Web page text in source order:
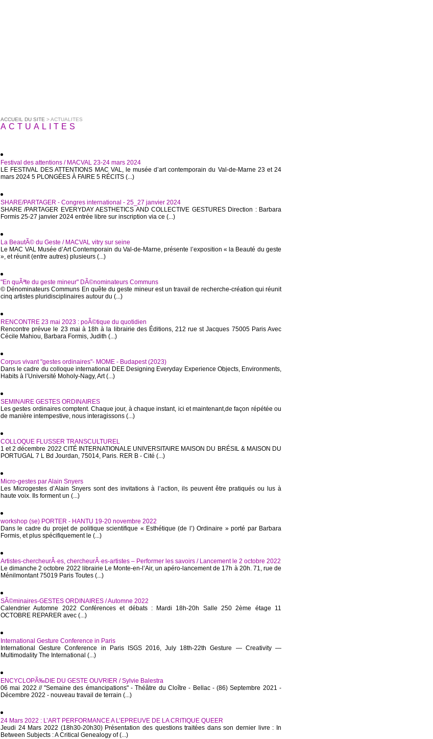
ACCUEIL DU SITE > ACTUALITES
ACTUALITES
Festival des attentions / MACVAL 23-24 mars 2024
LE FESTIVAL DES ATTENTIONS MAC VAL, le musée d’art contemporain du Val-de-Marne 23 et 24
mars 2024 5 PLONGÉES À FAIRE 5 RÉCITS (...)
SHARE/PARTAGER - Congres international - 25_27 janvier 2024
SHARE /PARTAGER EVERYDAY AESTHETICS AND COLLECTIVE GESTURES Direction : Barbara
Formis 25-27 janvier 2024 entrée libre sur inscription via ce (...)
La BeautÃ© du Geste / MACVAL vitry sur seine
Le MAC VAL Musée d’Art Contemporain du Val-de-Marne, présente l’exposition « la Beauté du geste
», et réunit (entre autres) plusieurs (...)
"En quÃªte du geste mineur" DÃ©nominateurs Communs
© Dénominateurs Communs En quête du geste mineur est un travail de recherche-création qui réunit
cinq artistes pluridisciplinaires autour du (...)
RENCONTRE 23 mai 2023 : poÃ©tique du quotidien
Rencontre prévue le 23 mai à 18h à la librairie des Éditions, 212 rue st Jacques 75005 Paris Avec
Cécile Mahiou, Barbara Formis, Judith (...)
Corpus vivant "gestes ordinaires"- MOME - Budapest (2023)
Dans le cadre du colloque international DEE Designing Everyday Experience Objects, Environments,
Habits à l’Université Moholy-Nagy, Art (...)
SEMINAIRE GESTES ORDINAIRES
Les gestes ordinaires comptent. Chaque jour, à chaque instant, ici et maintenant,de façon répétée ou
de manière intempestive, nous interagissons (...)
COLLOQUE FLUSSER TRANSCULTUREL
1 et 2 décembre 2022 CITÉ INTERNATIONALE UNIVERSITAIRE MAISON DU BRÉSIL & MAISON DU
PORTUGAL 7 L Bd Jourdan, 75014, Paris. RER B - Cité (...)
Micro-gestes par Alain Snyers
Les Microgestes d’Alain Snyers sont des invitations à l’action, ils peuvent être pratiqués ou lus à
haute voix. Ils forment un (...)
workshop (se) PORTER - HANTU 19-20 novembre 2022
Dans le cadre du projet de politique scientifique « Esthétique (de l’) Ordinaire » porté par Barbara
Formis, et plus spécifiquement le (...)
Artistes-chercheurÂ·es, chercheurÂ·es-artistes – Performer les savoirs / Lancement le 2 octobre 2022
Le dimanche 2 octobre 2022 librairie Le Monte-en-l’Air, un apéro-lancement de 17h à 20h. 71, rue de
Ménilmontant 75019 Paris Toutes (...)
SÃ©minaires-GESTES ORDINAIRES / Automne 2022
Calendrier Automne 2022 Conférences et débats : Mardi 18h-20h Salle 250 2ème étage 11
OCTOBRE REPARER avec (...)
International Gesture Conference in Paris
International Gesture Conference in Paris ISGS 2016, July 18th-22th Gesture — Creativity —
Multimodality The International (...)
ENCYCLOPÃ‰DIE DU GESTE OUVRIER / Sylvie Balestra
06 mai 2022 // "Semaine des émancipations" - Théâtre du Cloître - Bellac - (86) Septembre 2021 -
Décembre 2022 - nouveau travail de terrain (...)
24 Mars 2022 : L’ART PERFORMANCE A L’EPREUVE DE LA CRITIQUE QUEER
Jeudi 24 Mars 2022 (18h30-20h30) Présentation des questions traitées dans son dernier livre : In
Between Subjects : A Critical Genealogy of (...)